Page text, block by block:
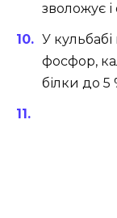
зволожує
У кульбабі
фосфор,
білки до 5